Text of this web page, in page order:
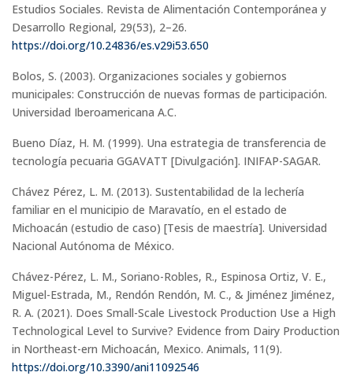
Estudios Sociales. Revista de Alimentación Contemporánea y
Desarrollo Regional, 29(53), 2–26.
https://doi.org/10.24836/es.v29i53.650
Bolos, S. (2003). Organizaciones sociales y gobiernos
municipales: Construcción de nuevas formas de participación.
Universidad Iberoamericana A.C.
Bueno Díaz, H. M. (1999). Una estrategia de transferencia de
tecnología pecuaria GGAVATT [Divulgación]. INIFAP-SAGAR.
Chávez Pérez, L. M. (2013). Sustentabilidad de la lechería
familiar en el municipio de Maravatío, en el estado de
Michoacán (estudio de caso) [Tesis de maestría]. Universidad
Nacional Autónoma de México.
Chávez-Pérez, L. M., Soriano-Robles, R., Espinosa Ortiz, V. E.,
Miguel-Estrada, M., Rendón Rendón, M. C., & Jiménez Jiménez,
R. A. (2021). Does Small-Scale Livestock Production Use a High
Technological Level to Survive? Evidence from Dairy Production
in Northeast-ern Michoacán, Mexico. Animals, 11(9).
https://doi.org/10.3390/ani11092546